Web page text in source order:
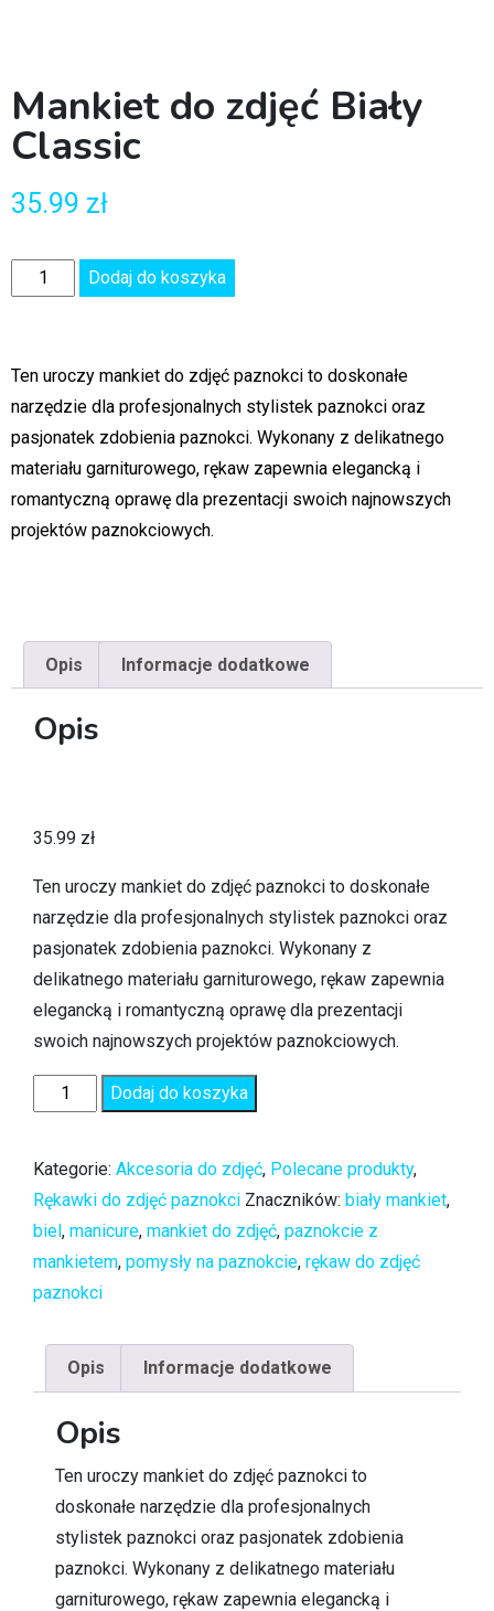
Mankiet do zdjęć Biały
Classic
35.99 zł
Dodaj do koszyka
Ten uroczy mankiet do zdjęć paznokci to doskonałe
narzędzie dla profesjonalnych stylistek paznokci oraz
pasjonatek zdobienia paznokci. Wykonany z delikatnego
materiału garniturowego, rękaw zapewnia elegancką i
romantyczną oprawę dla prezentacji swoich najnowszych
projektów paznokciowych.
Opis Informacje dodatkowe
Opis
35.99 zł
Ten uroczy mankiet do zdjęć paznokci to doskonałe
narzędzie dla profesjonalnych stylistek paznokci oraz
pasjonatek zdobienia paznokci. Wykonany z
delikatnego materiału garniturowego, rękaw zapewnia
elegancką i romantyczną oprawę dla prezentacji
swoich najnowszych projektów paznokciowych.
Dodaj do koszyka
Kategorie: Akcesoria do zdjęć, Polecane produkty,
Rękawki do zdjęć paznokci Znaczników: biały mankiet,
biel , manicure, mankiet do zdjęć, paznokcie z
mankietem, pomysły na paznokcie, rękaw do zdjęć
paznokci
Opis Informacje dodatkowe
Opis
Ten uroczy mankiet do zdjęć paznokci to
doskonałe narzędzie dla profesjonalnych
stylistek paznokci oraz pasjonatek zdobienia
paznokci. Wykonany z delikatnego materiału
garniturowego, rękaw zapewnia elegancką i